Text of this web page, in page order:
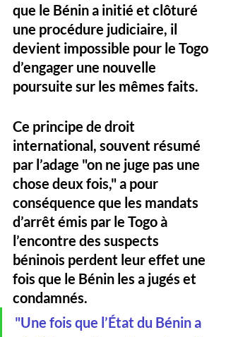
que le Bénin a initié et clôturé
une procédure judiciaire, il
devient impossible pour le Togo
d’engager une nouvelle
poursuite sur les mêmes faits.
Ce principe de droit
international, souvent résumé
par l’adage "on ne juge pas une
chose deux fois," a pour
conséquence que les mandats
d’arrêt émis par le Togo à
l’encontre des suspects
béninois perdent leur effet une
fois que le Bénin les a jugés et
condamnés.
"Une fois que l’État du Bénin a